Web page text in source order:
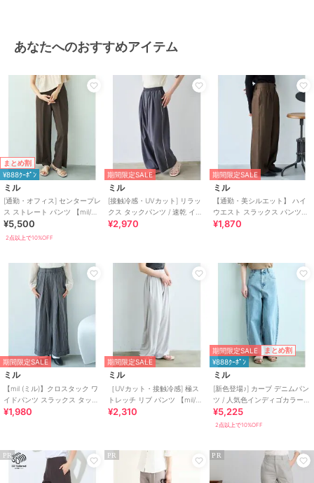
パーティー・結婚式・二次会
レモニー・入学式・卒業式
原産国 中国製
あなたへのおすすめアイテム
まとめ割
¥888ｸｰﾎﾟﾝ
ミル
[通勤・オフィス] センタープレ
ス ストレート パンツ 【mil/ミ
ル】
¥5,500
2点以上で10%OFF
期間限定SALE
ミル
[接触冷感・UVカット] リラッ
クス タックパンツ / 速乾 イー
ジーケア 【mil/ミル】
¥2,970
期間限定SALE
ミル
【通勤・美シルエット】 ハイ
ウエスト スラックス パンツ
【mil (ミル)】
¥1,870
期間限定SALE
ミル
【mil (ミル)】クロスタック ワ
イドパンツ スラックス タック
パンツ
¥1,980
期間限定SALE
ミル
［UVカット・接触冷感] 極ス
トレッチ リブ パンツ 【mil/ミ
ル】
¥2,310
期間限定SALE まとめ割
¥888ｸｰﾎﾟﾝ
ミル
[新色登場♪] カーブ デニムパン
ツ / 人気色インディゴカラーも
再販♪【mil (ミル)】
¥5,225
2点以上で10%OFF
PR PR PR